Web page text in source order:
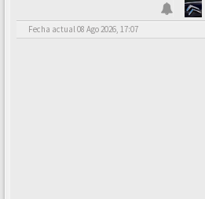
Fecha actual 08 Ago 2026, 17:07